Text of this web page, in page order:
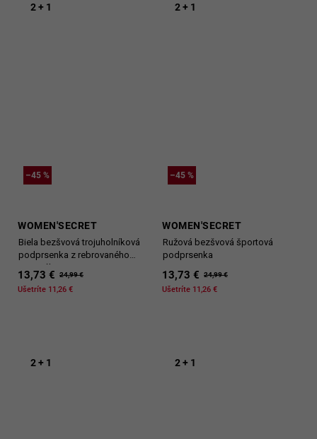
2 + 1
–45 %
WOMEN'SECRET
Biela bezšvová trojuholníková
podprsenka z rebrovaného
materiálu
13,73 € 24,99 €
Ušetríte 11,26 €
2 + 1
–45 %
WOMEN'SECRET
Ružová bezšvová športová
podprsenka
13,73 € 24,99 €
Ušetríte 11,26 €
2 + 1 2 + 1